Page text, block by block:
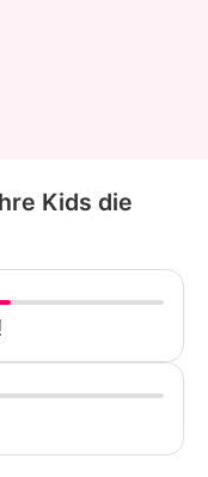
Kids die